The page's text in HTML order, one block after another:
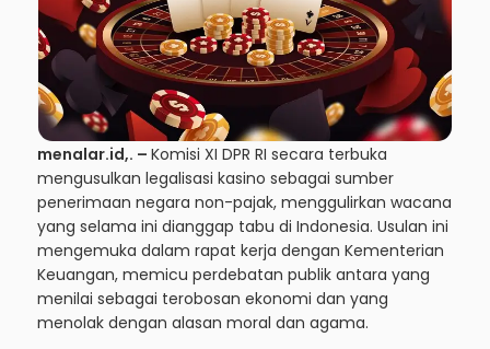
menalar.id,. – Komisi XI DPR RI secara terbuka
mengusulkan legalisasi kasino sebagai sumber
penerimaan negara non-pajak, menggulirkan wacana
yang selama ini dianggap tabu di Indonesia. Usulan ini
mengemuka dalam rapat kerja dengan Kementerian
Keuangan, memicu perdebatan publik antara yang
menilai sebagai terobosan ekonomi dan yang
menolak dengan alasan moral dan agama.